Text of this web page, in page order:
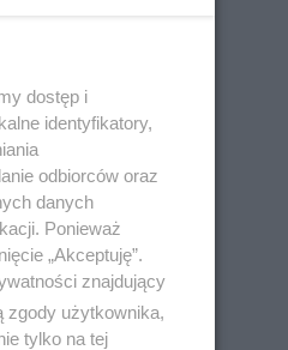
dostęp i
identyfikatory,
odbiorców oraz
danych
Ponieważ
„Akceptuję”.
znajdujący
zgody użytkownika,
tylko na tej